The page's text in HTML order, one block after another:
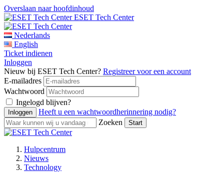
Overslaan naar hoofdinhoud
ESET Tech Center
Nederlands
English
Ticket indienen
Inloggen
Nieuw bij ESET Tech Center? Registreer voor een account
E-mailadres
Wachtwoord
Ingelogd blijven?
Heeft u een wachtwoordherinnering nodig?
Zoeken
Hulpcentrum
Nieuws
Technology